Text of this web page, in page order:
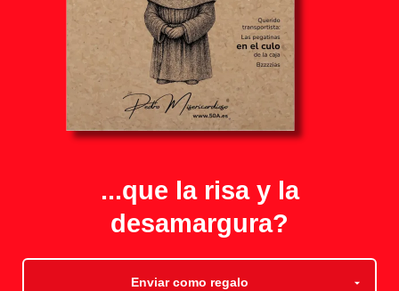
...que la risa y la
desamargura?
Enviar como regalo